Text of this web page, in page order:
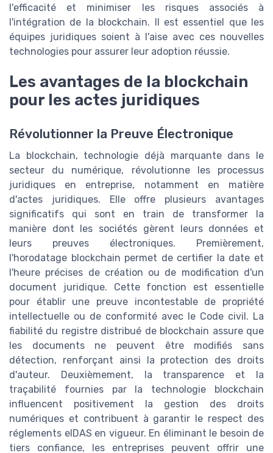
l'efficacité et minimiser les risques associés à
l'intégration de la blockchain. Il est essentiel que les
équipes juridiques soient à l'aise avec ces nouvelles
technologies pour assurer leur adoption réussie.
Les avantages de la blockchain
pour les actes juridiques
Révolutionner la Preuve Électronique
La blockchain, technologie déjà marquante dans le
secteur du numérique, révolutionne les processus
juridiques en entreprise, notamment en matière
d'actes juridiques. Elle offre plusieurs avantages
significatifs qui sont en train de transformer la
manière dont les sociétés gèrent leurs données et
leurs preuves électroniques. Premièrement,
l'horodatage blockchain permet de certifier la date et
l'heure précises de création ou de modification d'un
document juridique. Cette fonction est essentielle
pour établir une preuve incontestable de propriété
intellectuelle ou de conformité avec le Code civil. La
fiabilité du registre distribué de blockchain assure que
les documents ne peuvent être modifiés sans
détection, renforçant ainsi la protection des droits
d'auteur. Deuxièmement, la transparence et la
traçabilité fournies par la technologie blockchain
influencent positivement la gestion des droits
numériques et contribuent à garantir le respect des
réglements eIDAS en vigueur. En éliminant le besoin de
tiers confiance, les entreprises peuvent offrir une